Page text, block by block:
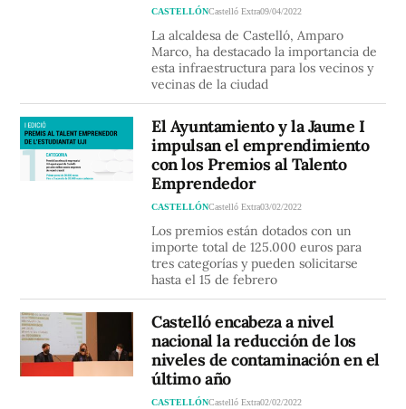
CASTELLÓNCastelló Extra09/04/2022
La alcaldesa de Castelló, Amparo
Marco, ha destacado la importancia de
esta infraestructura para los vecinos y
vecinas de la ciudad
El Ayuntamiento y la Jaume I
impulsan el emprendimiento
con los Premios al Talento
Emprendedor
CASTELLÓNCastelló Extra03/02/2022
Los premios están dotados con un
importe total de 125.000 euros para
tres categorías y pueden solicitarse
hasta el 15 de febrero
Castelló encabeza a nivel
nacional la reducción de los
niveles de contaminación en el
último año
CASTELLÓNCastelló Extra02/02/2022